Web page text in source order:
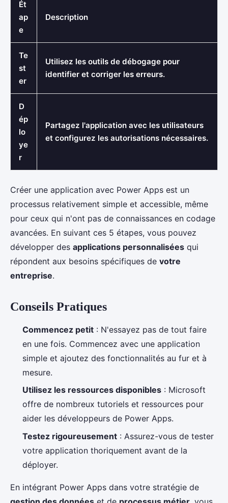
Ét
ap
e
Description
Te
st
er
Utilisez les outils de débogage pour
identifier et corriger les erreurs.
D
ép
lo
ye
r
Partagez l'application avec les utilisateurs
et configurez les autorisations nécessaires.
Créer une application avec Power Apps est un
processus relativement simple et accessible, même
pour ceux qui n'ont pas de connaissances en codage
avancées. En suivant ces 5 étapes, vous pouvez
développer des applications personnalisées qui
répondent aux besoins spécifiques de votre
entreprise.
Conseils Pratiques
Commencez petit : N'essayez pas de tout faire
en une fois. Commencez avec une application
simple et ajoutez des fonctionnalités au fur et à
mesure.
Utilisez les ressources disponibles : Microsoft
offre de nombreux tutoriels et ressources pour
aider les développeurs de Power Apps.
Testez rigoureusement : Assurez-vous de tester
votre application thoriquement avant de la
déployer.
En intégrant Power Apps dans votre stratégie de